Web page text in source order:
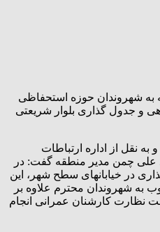
شهروندان حوزه استحفاظی
و جدول گذاری بلوار شریعتی
نقل از اداره ارتباطات
علی چمن مدیر منطقه گفت: در
در خیابانهای سطح شهر، این
به شهروندان محترم علاوه بر
نظارت کارشنان عمرانی انجام